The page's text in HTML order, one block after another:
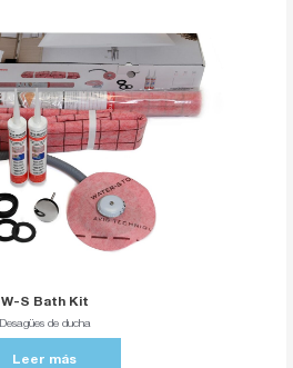
W-S Bath Kit
Desagües de ducha
Leer más